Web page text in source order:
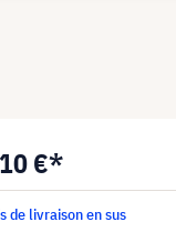
€*
de livraison en sus